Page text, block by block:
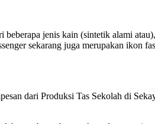
beberapa jenis kain (sintetik alami
sekarang juga merupakan ikon
dari Produksi Tas Sekolah di